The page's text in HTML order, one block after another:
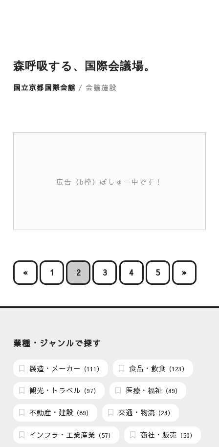
森呼吸する、国際会議場。
国立京都国際会館 / 会議施設
広告（b枠）ぼしゅー中です！
« 1 2 3 4 5 »
業種・ジャンルで探す
製造・メーカー （111） 食品・飲食 （123）
観光・トラベル （97） 医療・福祉 （49）
不動産・建設 （89） 交通・物流 （24）
インフラ・工業産業 （57） 商社・販売 （50）